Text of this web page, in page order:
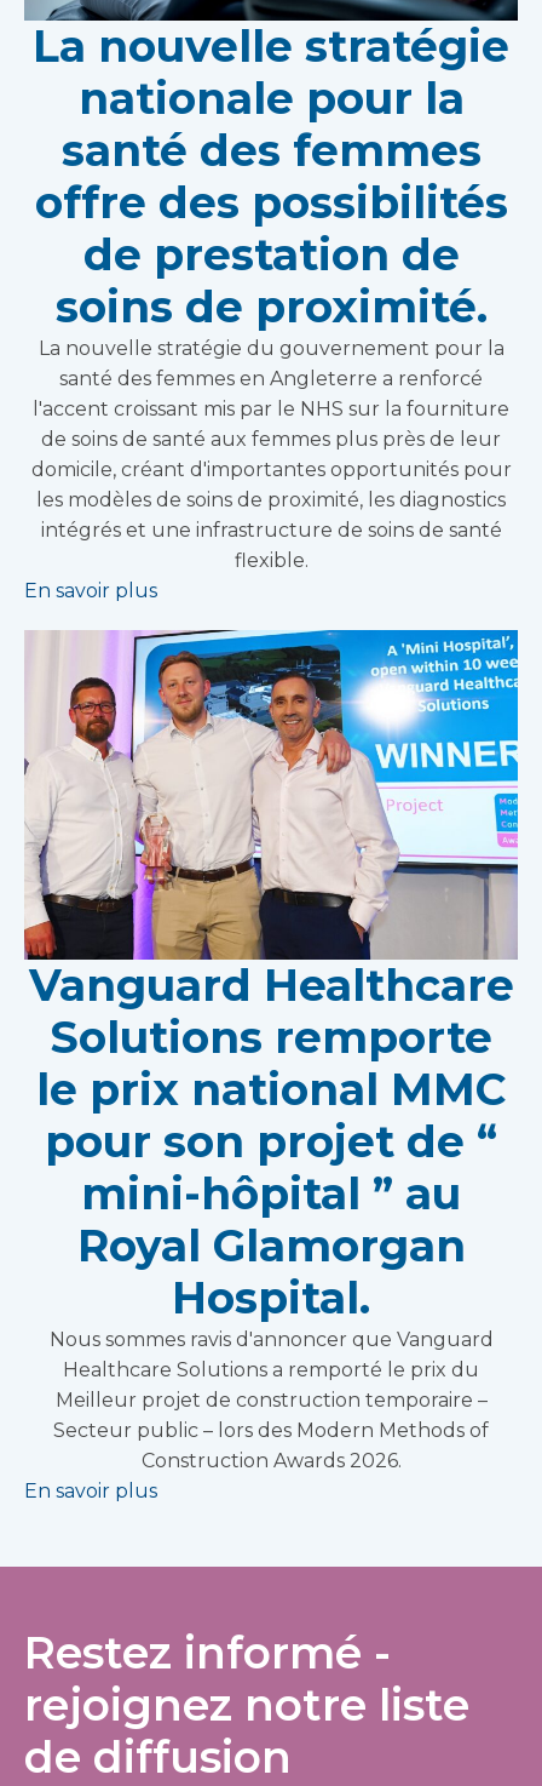
La nouvelle stratégie
nationale pour la
santé des femmes
offre des possibilités
de prestation de
soins de proximité.
La nouvelle stratégie du gouvernement pour la
santé des femmes en Angleterre a renforcé
l'accent croissant mis par le NHS sur la fourniture
de soins de santé aux femmes plus près de leur
domicile, créant d'importantes opportunités pour
les modèles de soins de proximité, les diagnostics
intégrés et une infrastructure de soins de santé
flexible.
En savoir plus
Vanguard Healthcare
Solutions remporte
le prix national MMC
pour son projet de “
mini-hôpital ” au
Royal Glamorgan
Hospital.
Nous sommes ravis d'annoncer que Vanguard
Healthcare Solutions a remporté le prix du
Meilleur projet de construction temporaire –
Secteur public – lors des Modern Methods of
Construction Awards 2026.
En savoir plus
Restez informé -
rejoignez notre liste
de diffusion